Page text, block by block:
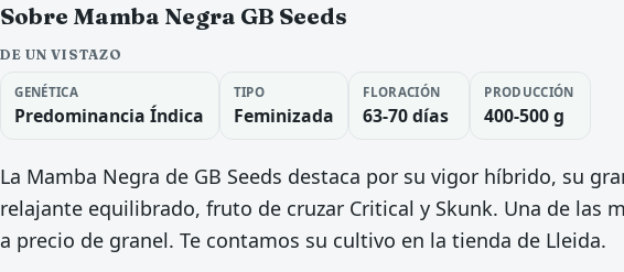
Sobre Mamba Negra GB Seeds
DE UN VISTAZO
GENÉTICA
Predominancia Índica
TIPO
Feminizada
FLORACIÓN
63-70 días
PRODUCCIÓN
400-500 g
La Mamba Negra de GB Seeds destaca por su vigor híbrido, su
relajante equilibrado, fruto de cruzar Critical y Skunk. Una de las
a precio de granel. Te contamos su cultivo en la tienda de Lleida.